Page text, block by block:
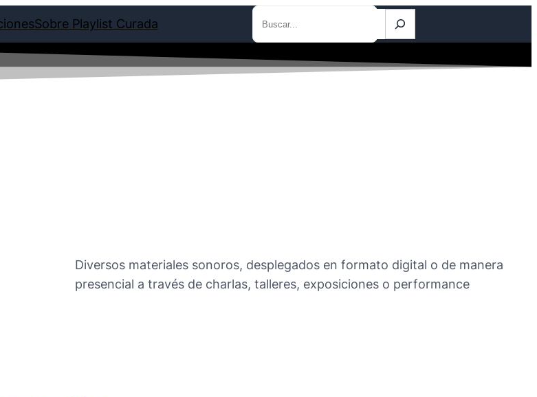
Sobre Playlist Curada
Buscar
Diversos materiales sonoros, desplegados en formato digital o de manera
presencial a través de charlas, talleres, exposiciones o performance